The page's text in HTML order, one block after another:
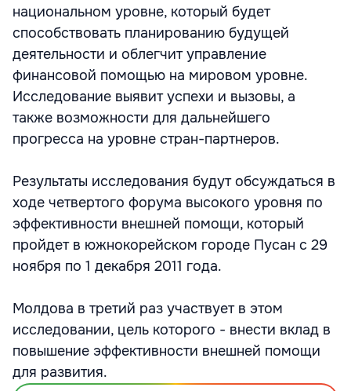
национальном уровне, который будет
способствовать планированию будущей
деятельности и облегчит управление
финансовой помощью на мировом уровне.
Исследование выявит успехи и вызовы, а
также возможности для дальнейшего
прогресса на уровне стран-партнеров.
Результаты исследования будут обсуждаться в
ходе четвертого форума высокого уровня по
эффективности внешней помощи, который
пройдет в южнокорейском городе Пусан с 29
ноября по 1 декабря 2011 года.
Молдова в третий раз участвует в этом
исследовании, цель которого - внести вклад в
повышение эффективности внешней помощи
для развития.